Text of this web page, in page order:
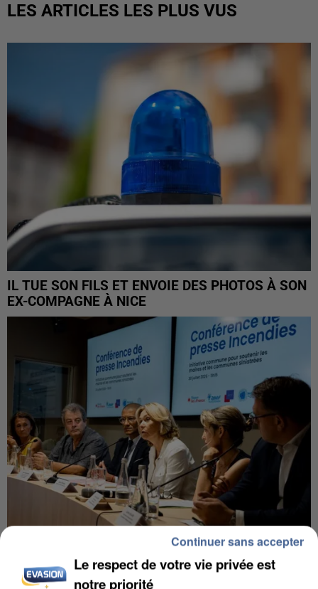
LES ARTICLES LES PLUS VUS
IL TUE SON FILS ET ENVOIE DES PHOTOS À SON
EX-COMPAGNE À NICE
INCENDIES : L’ÎLE-DE-FRANCE LANCE UN ÉLAN
DE SOLIDARITÉ AVEC LES...
Le respect de votre vie privée est
notre priorité
Continuer sans accepter